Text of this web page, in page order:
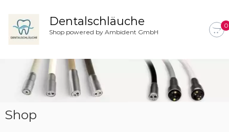
Dentalschläuche
Shop powered by Ambident GmbH
0
Shop